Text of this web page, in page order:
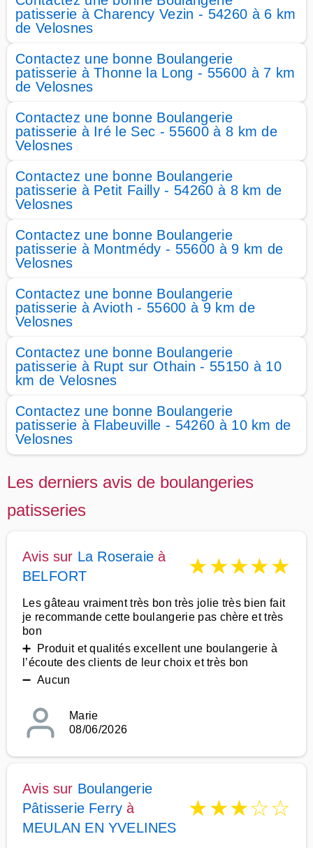
patisserie à Charency Vezin - 54260 à 6 km
de Velosnes
Contactez une bonne Boulangerie
patisserie à Thonne la Long - 55600 à 7 km
de Velosnes
Contactez une bonne Boulangerie
patisserie à Iré le Sec - 55600 à 8 km de
Velosnes
Contactez une bonne Boulangerie
patisserie à Petit Failly - 54260 à 8 km de
Velosnes
Contactez une bonne Boulangerie
patisserie à Montmédy - 55600 à 9 km de
Velosnes
Contactez une bonne Boulangerie
patisserie à Avioth - 55600 à 9 km de
Velosnes
Contactez une bonne Boulangerie
patisserie à Rupt sur Othain - 55150 à 10
km de Velosnes
Contactez une bonne Boulangerie
patisserie à Flabeuville - 54260 à 10 km de
Velosnes
Les derniers avis de boulangeries
patisseries
Avis sur La Roseraie à
BELFORT
★★★★★
Les gâteau vraiment très bon très jolie très bien fait
je recommande cette boulangerie pas chère et très
bon
➕ Produit et qualités excellent une boulangerie à
l’écoute des clients de leur choix et très bon
➖ Aucun
Marie
08/06/2026
Avis sur Boulangerie
Pâtisserie Ferry à
MEULAN EN YVELINES
★★★☆☆